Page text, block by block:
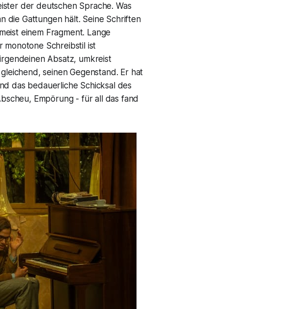
der deutschen Sprache. Was
die Gattungen hält. Seine Schriften
einem Fragment. Lange
monotone Schreibstil ist
Absatz, umkreist
seinen Gegenstand. Er hat
das bedauerliche Schicksal des
Empörung - für all das fand